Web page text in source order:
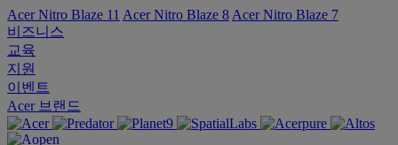
Acer Nitro Blaze 11 Acer Nitro Blaze 8 Acer Nitro Blaze 7
비즈니스
교육
지원
이벤트
Acer 브랜드